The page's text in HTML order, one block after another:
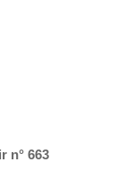
n° 663